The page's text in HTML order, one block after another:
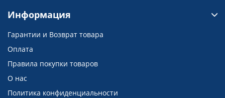
Информация
Гарантии и Возврат товара
Оплата
Правила покупки товаров
О нас
Политика конфиденциальности